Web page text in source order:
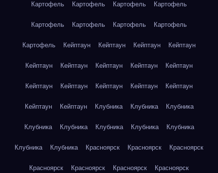
Картофель Картофель Картофель Картофель
Картофель Картофель Картофель Картофель
Картофель Кейптаун Кейптаун Кейптаун Кейптаун
Кейптаун Кейптаун Кейптаун Кейптаун Кейптаун
Кейптаун Кейптаун Кейптаун Кейптаун Кейптаун
Кейптаун Кейптаун Клубника Клубника Клубника
Клубника Клубника Клубника Клубника Клубника
Клубника Клубника Красноярск Красноярск Красноярск
Красноярск Красноярск Красноярск Красноярск